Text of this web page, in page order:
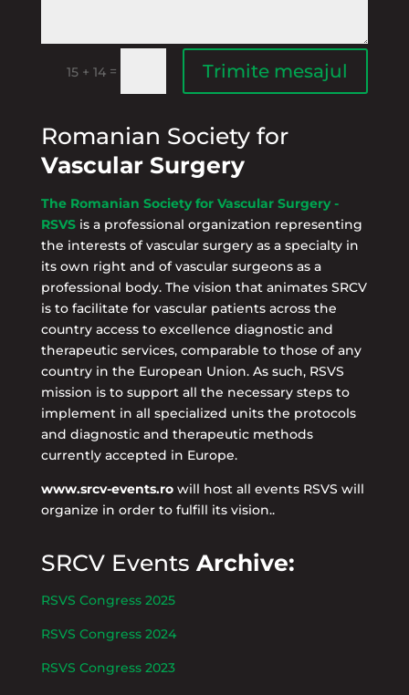
15 + 14 = Trimite mesajul
Romanian Society for
Vascular Surgery
The Romanian Society for Vascular Surgery -
RSVS is a professional organization representing
the interests of vascular surgery as a specialty in
its own right and of vascular surgeons as a
professional body. The vision that animates SRCV
is to facilitate for vascular patients across the
country access to excellence diagnostic and
therapeutic services, comparable to those of any
country in the European Union. As such, RSVS
mission is to support all the necessary steps to
implement in all specialized units the protocols
and diagnostic and therapeutic methods
currently accepted in Europe.
www.srcv-events.rowill host all events RSVS will
organize in order to fulfill its vision..
SRCV Events Archive:
RSVS Congress 2025
RSVS Congress 2024
RSVS Congress 2023